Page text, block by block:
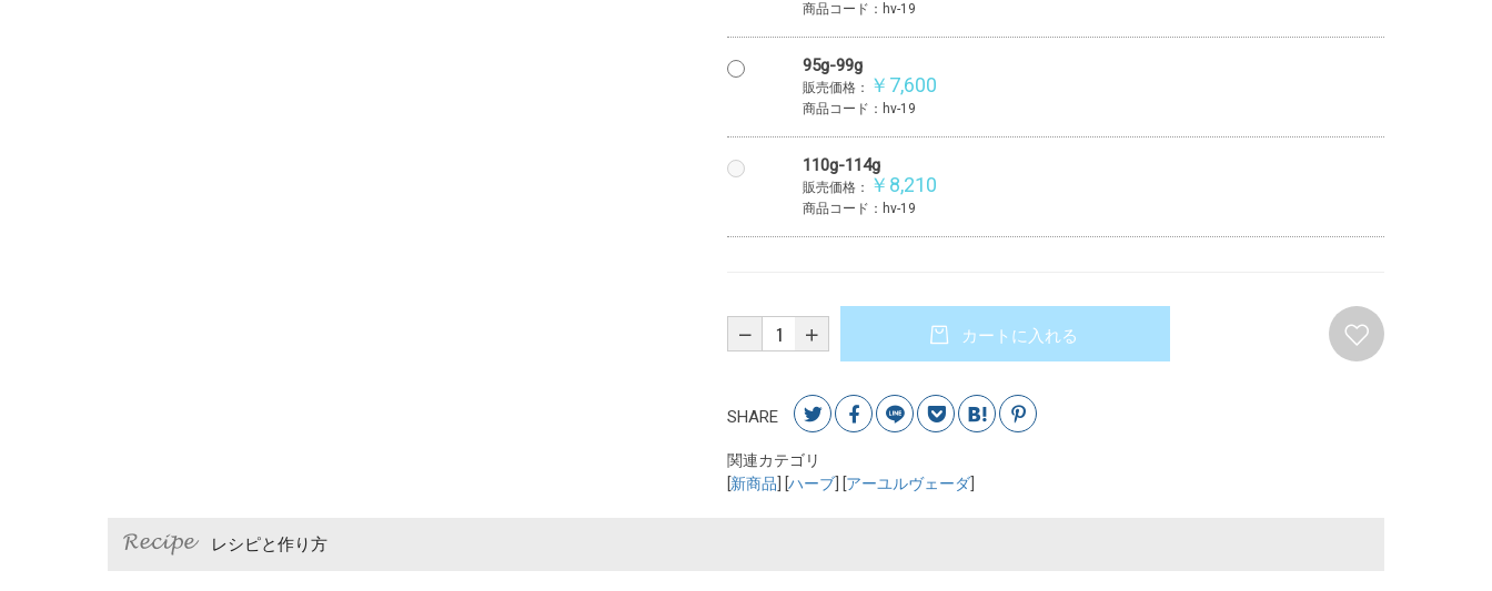
商品コード：hv-19
95g-99g
販売価格： ￥7,600
商品コード：hv-19
110g-114g
販売価格： ￥8,210
商品コード：hv-19
カートに入れる
SHARE
関連カテゴリ
[新商品 ] [ハーブ] [アーユルヴェーダ]
レシピと作り方